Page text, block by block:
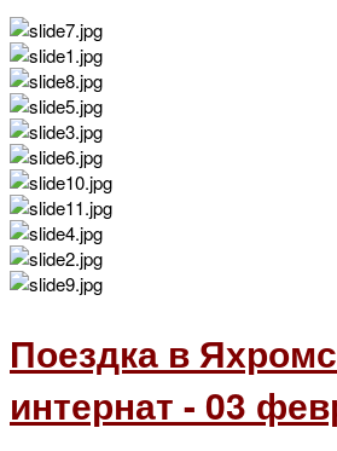
Поездка в
интернат - 03